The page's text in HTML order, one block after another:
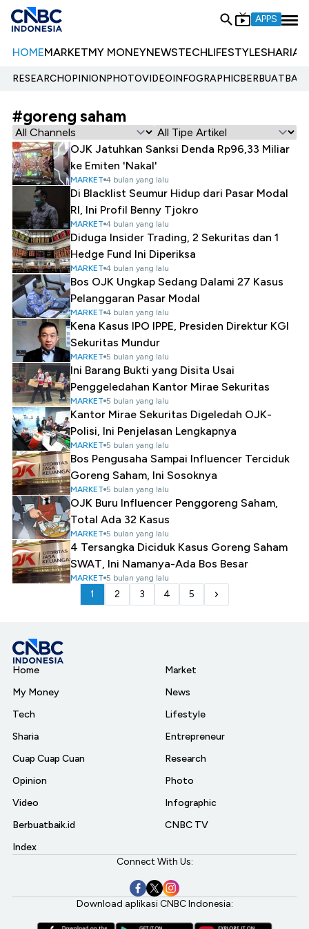
APPS
HOMEMARKETMY MONEYNEWSTECHLIFESTYLESHARIA
RESEARCHOPINIONPHOTOVIDEOINFOGRAPHIC
#goreng saham
OJK Jatuhkan Sanksi Denda Rp96,33 Miliar
ke Emiten 'Nakal'
MARKET 4 bulan yang lalu
Di Blacklist Seumur Hidup dari Pasar Modal
RI, Ini Profil Benny Tjokro
MARKET 4 bulan yang lalu
Diduga Insider Trading, 2 Sekuritas dan 1
Hedge Fund Ini Diperiksa
MARKET 4 bulan yang lalu
Bos OJK Ungkap Sedang Dalami 27 Kasus
Pelanggaran Pasar Modal
MARKET 4 bulan yang lalu
Kena Kasus IPO IPPE, Presiden Direktur KGI
Sekuritas Mundur
MARKET 5 bulan yang lalu
Ini Barang Bukti yang Disita Usai
Penggeledahan Kantor Mirae Sekuritas
MARKET 5 bulan yang lalu
Kantor Mirae Sekuritas Digeledah OJK-
Polisi, Ini Penjelasan Lengkapnya
MARKET 5 bulan yang lalu
Bos Pengusaha Sampai Influencer Terciduk
Goreng Saham, Ini Sosoknya
MARKET 5 bulan yang lalu
OJK Buru Influencer Penggoreng Saham,
Total Ada 32 Kasus
MARKET 5 bulan yang lalu
4 Tersangka Diciduk Kasus Goreng Saham
SWAT, Ini Namanya-Ada Bos Besar
MARKET 5 bulan yang lalu
1 2 3 4 5
Home
My Money
Tech
Sharia
Cuap Cuap Cuan
Opinion
Video
Berbuatbaik.id
Index
Market
News
Lifestyle
Entrepreneur
Research
Photo
Infographic
CNBC TV
Connect With Us:
Download aplikasi CNBC Indonesia: